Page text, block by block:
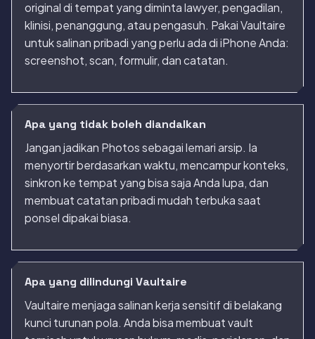
original di tempat yang diminta lawyer, pengadilan,
klinisi, penanggung, atau pengasuh. Pakai Vaultaire
untuk salinan pribadi yang perlu ada di iPhone Anda:
screenshot, scan, formulir, dan catatan.
Apa yang tidak boleh diandalkan
Jangan jadikan Photos sebagai lemari arsip. Ia
menyortir berdasarkan waktu, mencampur konteks,
sinkron ke tempat yang bisa saja Anda lupa, dan
membuat catatan pribadi mudah terbuka saat
ponsel dipakai biasa.
Apa yang dilindungi Vaultaire
Vaultaire menjaga salinan kerja sensitif di belakang
kunci turunan pola. Anda bisa membuat vault